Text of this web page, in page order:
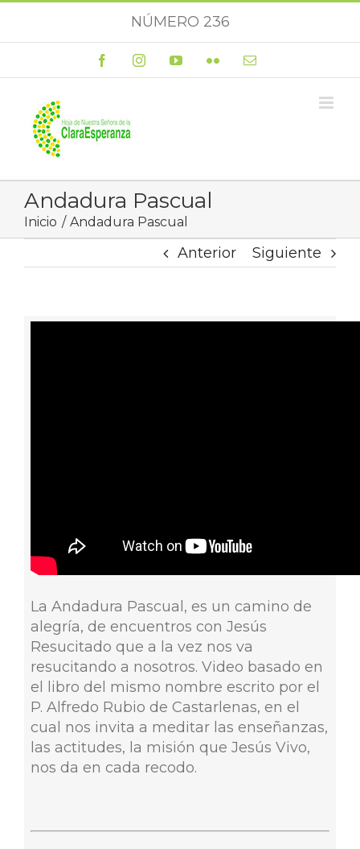
NÚMERO 236
FacebookInstagramYouTubeFlickr Correo
Andadura Pascual
Inicio Andadura Pascual
Anterior Siguiente
La Andadura Pascual, es un camino de
alegría, de encuentros con Jesús
Resucitado que a la vez nos va
resucitando a nosotros. Video basado en
el libro del mismo nombre escrito por el
P. Alfredo Rubio de Castarlenas, en el
cual nos invita a meditar las enseñanzas,
las actitudes, la misión que Jesús Vivo,
nos da en cada recodo.